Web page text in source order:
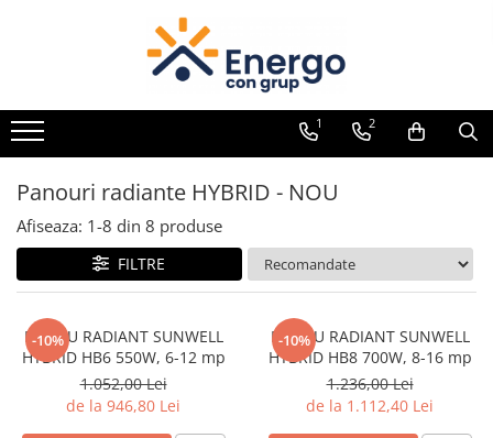
1 2
Panouri radiante HYBRID - NOU
Afiseaza: 1-8 din 8 produse
FILTRE
-10%
PANOU RADIANT SUNWELL
HYBRID HB6 550W, 6-12 mp
1.052,00 Lei
de la 946,80 Lei
-10%
PANOU RADIANT SUNWELL
HYBRID HB8 700W, 8-16 mp
1.236,00 Lei
de la 1.112,40 Lei